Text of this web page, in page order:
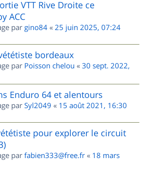
VTT Rive Droite ce
ACC
par gino84 « 25 juin 2025, 07:24
bordeaux
par Poisson chelou « 30 sept. 2022,
Enduro 64 et alentours
par Syl2049 « 15 août 2021, 16:30
pour explorer le circuit
par fabien333@free.fr « 18 mars